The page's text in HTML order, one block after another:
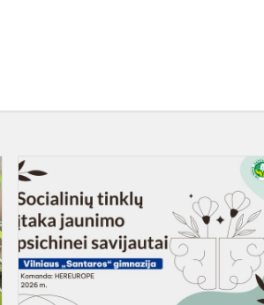
Projektas
„Žaliasis
mokinių
iššūkis
2.0“